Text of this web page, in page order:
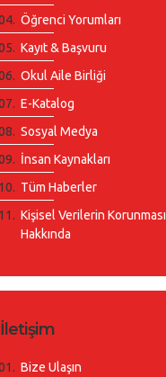
Öğrenci Yorumları
Kayıt & Başvuru
Okul Aile Birliği
E-Katalog
Sosyal Medya
İnsan Kaynakları
Tüm Haberler
Kişisel Verilerin Korunması
Hakkında
İletişim
Bize Ulaşın